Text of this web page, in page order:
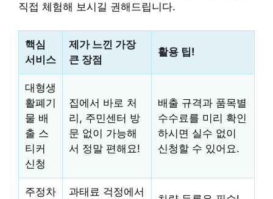
직접 체험해 보시길 권해드립니다.
핵심
서비스
제가 느낀 가장
큰 장점
활용 팁!
대형생
활폐기
물 배
출 스
티커
신청
집에서 바로 처
리, 주민센터 방
문 없이 가능해
서 정말 편해요!
배출 규격과 품목별
수수료를 미리 확인
하시면 실수 없이
신청할 수 있어요.
주정차
과태료 걱정에서